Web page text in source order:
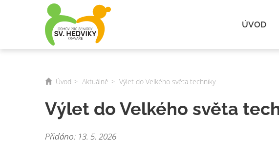
ÚVOD
Úvod Aktuálně Výlet do Velkého světa techniky
Výlet do Velkého světa
Přidáno: 13. 5. 2026